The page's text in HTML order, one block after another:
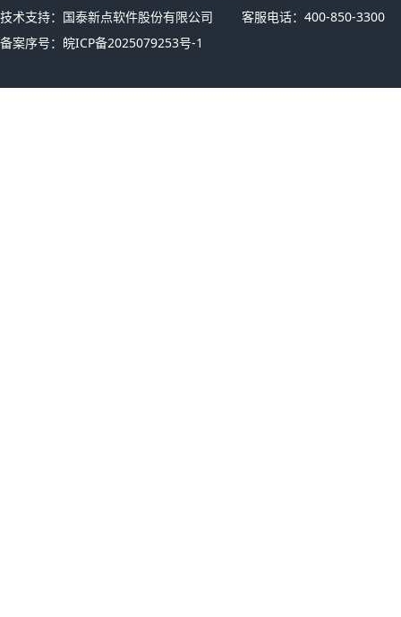
技术支持：国泰新点软件股份有限公司
客服电话：400-850-3300
备案序号： 皖ICP备2025079253号-1